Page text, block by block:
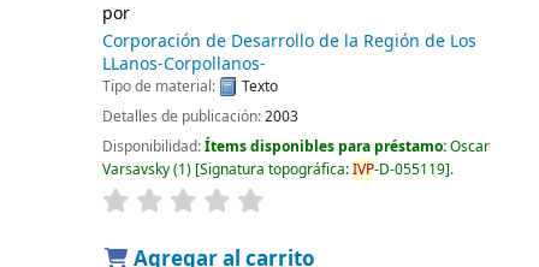
por
Corporación de Desarrollo de la Región de Los
LLanos-Corpollanos-
Tipo de material:
Texto
Detalles de publicación:2003
Disponibilidad:Ítems disponibles para préstamo:Oscar
Varsavsky(1) Signatura topográfica:IVP-D-055119 .
Agregar al carrito